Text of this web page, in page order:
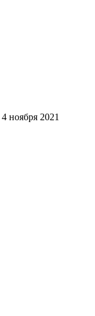
4 ноября 2021